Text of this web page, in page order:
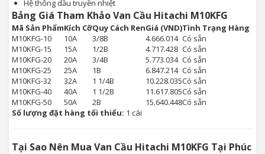
Hệ thống dầu truyền nhiệt
Bảng Giá Tham Khảo Van Cầu Hitachi M10KFG
Mã Sản PhẩmKích CỡQuy Cách RenGiá (VND)Tình Trạng Hàng
M10KFG-10
10A 3/8B 4.666.014 Có sẵn
M10KFG-15
15A 1/2B 4.717.428 Có sẵn
M10KFG-20
20A 3/4B 5.773.034 Có sẵn
M10KFG-25
25A 1B 6.847.214 Có sẵn
M10KFG-32
32A 1 1/4B 10.228.035Có sẵn
M10KFG-40
40A 1 1/2B 11.617.805Có sẵn
M10KFG-50
50A 2B 15.640.448Có sẵn
Số lượng đặt hàng tối thiểu: 1 cái
Tại Sao Nên Mua Van Cầu Hitachi M10KFG Tại Phúc